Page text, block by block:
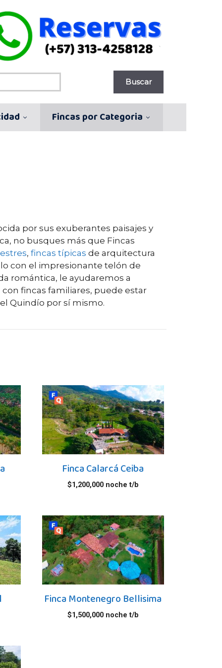
Fincas por Categoria
por sus exuberantes paisajes y
no busques más que Fincas
, fincas típicas de arquitectura
con el impresionante telón de
romántica, le ayudaremos a
fincas familiares, puede estar
Quindío por sí mismo.
Finca Calarcá Ceiba
$1,200,000noche t/b
Finca Montenegro Bellisima
$1,500,000noche t/b